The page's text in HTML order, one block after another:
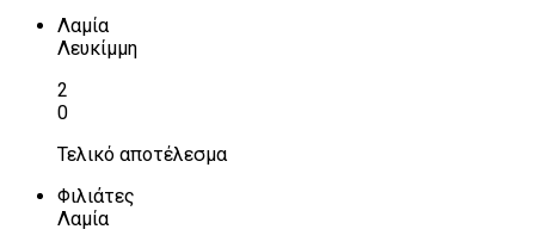
Λαμία
Λευκίμμη
2
0
Τελικό αποτέλεσμα
Φιλιάτες
Λαμία